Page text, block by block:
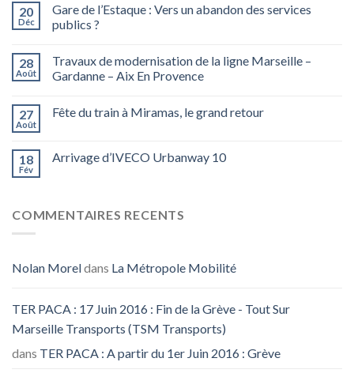
20
Déc
Gare de l’Estaque : Vers un abandon des services
publics ?
28
Août
Travaux de modernisation de la ligne Marseille –
Gardanne – Aix En Provence
27
Août
Fête du train à Miramas, le grand retour
18
Fév
Arrivage d’IVECO Urbanway 10
COMMENTAIRES RECENTS
Nolan Moreldans La Métropole Mobilité
TER PACA : 17 Juin 2016 : Fin de la Grève - Tout Sur
Marseille Transports (TSM Transports)
dans TER PACA : A partir du 1er Juin 2016 : Grève